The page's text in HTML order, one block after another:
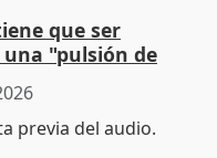
que ser
"pulsión de